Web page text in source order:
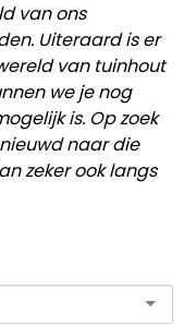
van ons
Uiteraard is er
van tuinhout
we je nog
is. Op zoek
naar die
zeker ook langs